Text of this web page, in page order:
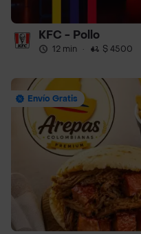
KFC - Pollo
12 min · $ 4500
Envío Gratis